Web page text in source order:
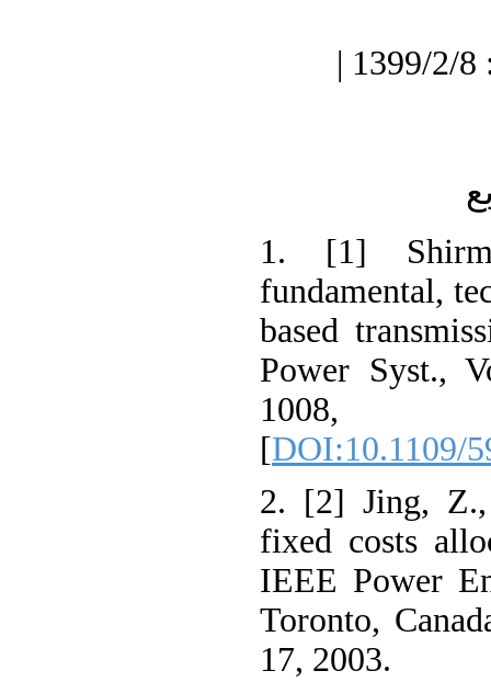
دریافت: 1398/5/5 | پذیرش: 1399/2/8 |
1. [1]
fundamental,
based
Power Syst.,
1008,
[DOI:10.1109/
2. [2] Jing, Z.,
fixed costs
IEEE Power
Toronto,
17, 2003.